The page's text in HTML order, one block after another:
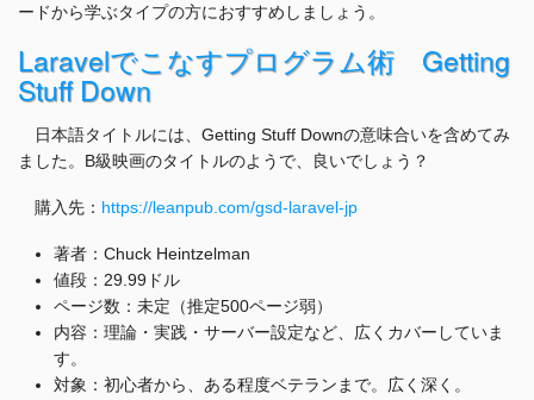
ードから学ぶタイプの方におすすめしましょう。
Laravelでこなすプログラム術 Getting
Stuff Down
日本語タイトルには、Getting Stuff Downの意味合いを含めてみ
ました。B級映画のタイトルのようで、良いでしょう？
購入先： https://leanpub.com/gsd-laravel-jp
著者：Chuck Heintzelman
値段：29.99ドル
ページ数：未定（推定500ページ弱）
内容：理論・実践・サーバー設定など、広くカバーしていま
す。
対象：初心者から、ある程度ベテランまで。広く深く。